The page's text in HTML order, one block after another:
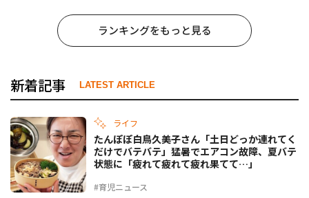
ランキングをもっと見る
新着記事 LATEST ARTICLE
ライフ
#育児ニュース
たんぽぽ白鳥久美子さん「土日どっか連れてく
だけでバテバテ」猛暑でエアコン故障、夏バテ
状態に「疲れて疲れて疲れ果てて…」